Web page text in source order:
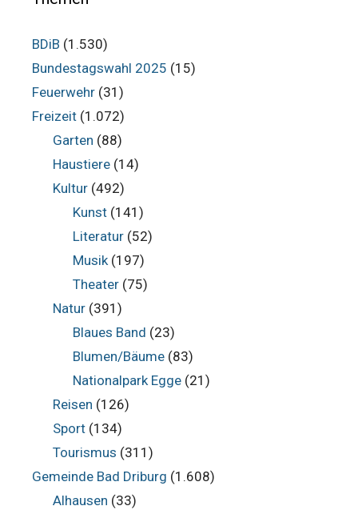
BDiB (1.530)
Bundestagswahl 2025 (15)
Feuerwehr (31)
Freizeit (1.072)
Garten (88)
Haustiere(14)
Kultur(492)
Kunst (141)
Literatur (52)
Musik(197)
Theater (75)
Natur(391)
Blaues Band (23)
Blumen/Bäume (83)
Nationalpark Egge (21)
Reisen (126)
Sport(134)
Tourismus (311)
Gemeinde Bad Driburg (1.608)
Alhausen (33)